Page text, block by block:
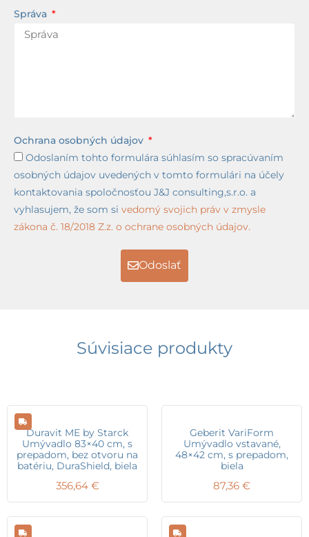
Správa
Ochrana osobných údajov
Odoslaním tohto formulára súhlasím so spracúvaním
osobných údajov uvedených v tomto formulári na účely
kontaktovania spoločnosťou J&J consulting,s.r.o. a
vyhlasujem, že som si vedomý svojich práv v zmysle
zákona č. 18/2018 Z.z. o ochrane osobných údajov.
Odoslať
Súvisiace produkty
Duravit ME by Starck
Umývadlo 83×40 cm, s
prepadom, bez otvoru na
batériu, DuraShield, biela
356,64 €
Geberit VariForm
Umývadlo vstavané,
48×42 cm, s prepadom,
biela
87,36 €